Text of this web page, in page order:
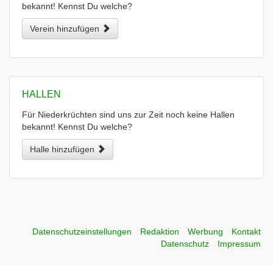
bekannt! Kennst Du welche?
Verein hinzufügen
HALLEN
Für Niederkrüchten sind uns zur Zeit noch keine Hallen
bekannt! Kennst Du welche?
Halle hinzufügen
Datenschutzeinstellungen Redaktion Werbung
Kontakt
Datenschutz
Impressum